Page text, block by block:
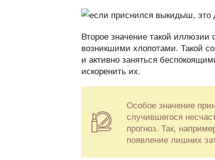
Второе значение такой иллюзии
возникшими хлопотами. Такой
и активно заняться
искоренить их.
Особое значение
случившегося
прогноз. Так,
появление лишних